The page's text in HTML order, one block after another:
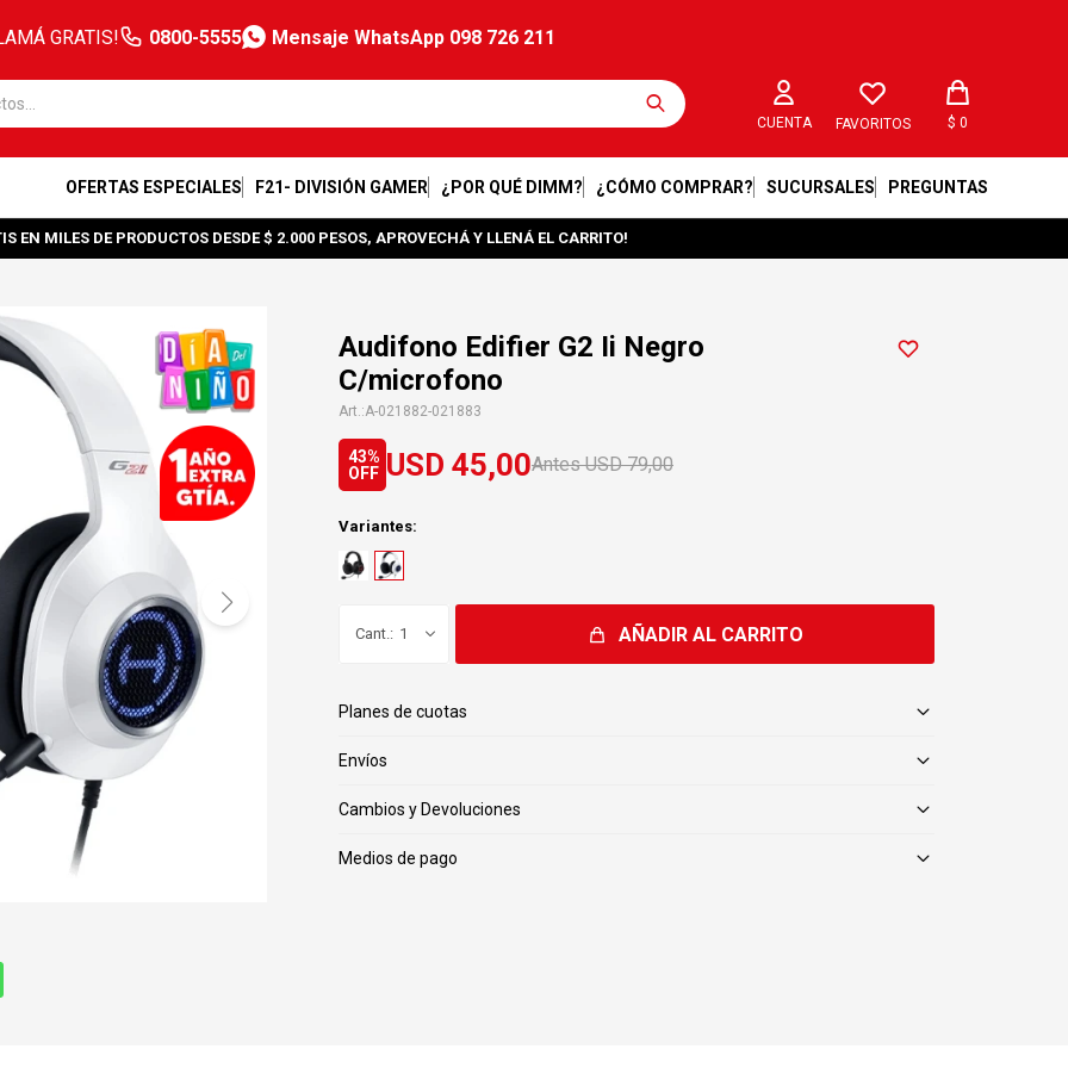
GRATIS! 0800-5555 Mensaje WhatsApp 098 726 211
OFERTAS ESPECIALES F21- DIVISIÓN GAMER ¿POR QUÉ DIMM? ¿CÓMO COMPRAR? SUCURSALES PREGUNTAS
FAVORITOS $ 0
EN MILES DE PRODUCTOS DESDE $ 2.000 PESOS, APROVECHÁ Y LLENÁ EL CARRITO!
Audifono Edifier G2 Ii Negro
C/microfono
A-021882-021883
USD 45,00 USD 79,00
43
Variantes:
1 AÑADIR AL CARRITO
Planes de cuotas
Envíos
Cambios y Devoluciones
Medios de pago